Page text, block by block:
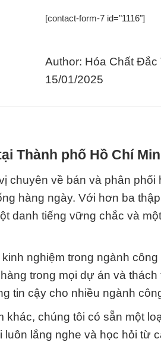
[contact-form-7 id="1116"]
Author: Hóa Chất
15/01/2025
Thành phố Hồ Chí
chuyên về bán và phân phối
hàng ngày. Với hơn ba
danh tiếng vững chắc và
nghiệm trong ngành
trong mọi dự án và
tin cậy cho nhiều ngành
chúng tôi có sẵn một
lắng nghe và học hỏi từ